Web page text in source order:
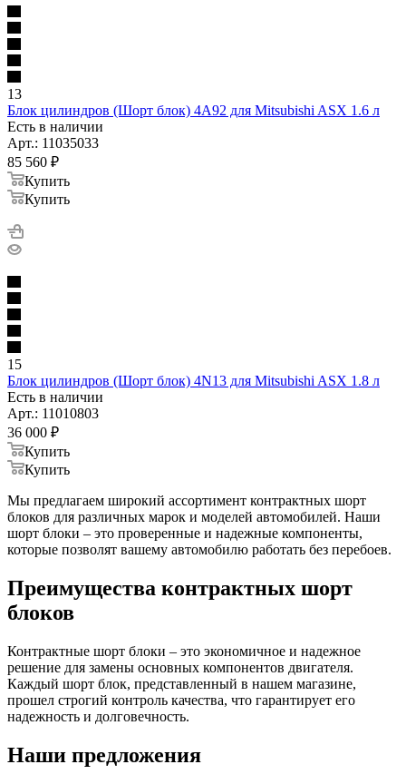
13
Блок цилиндров (Шорт блок) 4A92 для Mitsubishi ASX 1.6 л
Есть в наличии
Арт.: 11035033
85 560 ₽
Купить
Купить
15
Блок цилиндров (Шорт блок) 4N13 для Mitsubishi ASX 1.8 л
Есть в наличии
Арт.: 11010803
36 000 ₽
Купить
Купить
Мы предлагаем широкий ассортимент контрактных шорт
блоков для различных марок и моделей автомобилей. Наши
шорт блоки – это проверенные и надежные компоненты,
которые позволят вашему автомобилю работать без перебоев.
Преимущества контрактных шорт
блоков
Контрактные шорт блоки – это экономичное и надежное
решение для замены основных компонентов двигателя.
Каждый шорт блок, представленный в нашем магазине,
прошел строгий контроль качества, что гарантирует его
надежность и долговечность.
Наши предложения